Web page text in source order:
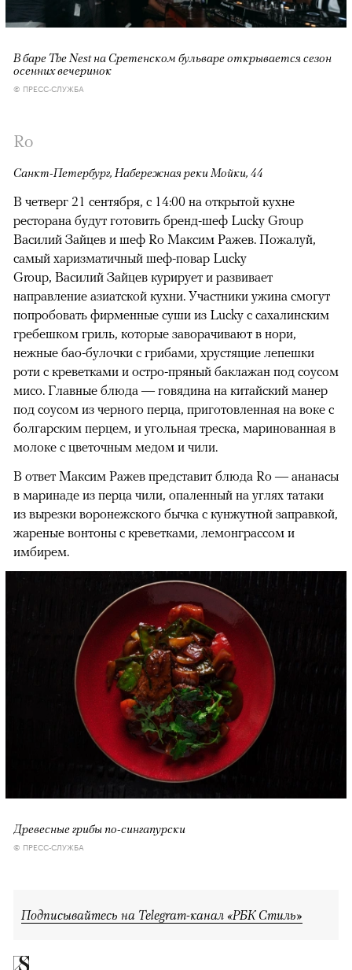
В баре The Nest на Сретенском бульваре открывается сезон
осенних вечеринок
© ПРЕСС-СЛУЖБА
Ro
Санкт-Петербург, Набережная реки Мойки, 44
В четверг 21 сентября, с 14:00 на открытой кухне
ресторана будут готовить бренд-шеф Lucky Group
Василий Зайцев и шеф Rо Максим Ражев. Пожалуй,
самый харизматичный шеф-повар Lucky
Group, Василий Зайцев курирует и развивает
направление азиатской кухни. Участники ужина смогут
попробовать фирменные суши из Lucky с сахалинским
гребешком гриль, которые заворачивают в нори,
нежные бао-булочки с грибами, хрустящие лепешки
роти с креветками и остро-пряный баклажан под соусом
мисо. Главные блюда — говядина на китайский манер
под соусом из черного перца, приготовленная на воке с
болгарским перцем, и угольная треска, маринованная в
молоке с цветочным медом и чили.
В ответ Максим Ражев представит блюда Ro — ананасы
в маринаде из перца чили, опаленный на углях татаки
из вырезки воронежского бычка с кунжутной заправкой,
жареные вонтоны с креветками, лемонграссом и
имбирем.
Древесные грибы по-сингапурски
© ПРЕСС-СЛУЖБА
Подписывайтесь на Telegram-канал «РБК Стиль»